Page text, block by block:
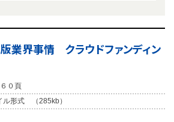
版業界事情 クラウドファンディン
０頁
ル形式 （285kb）